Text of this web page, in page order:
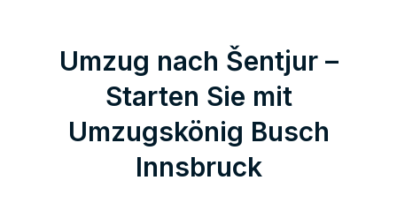
Umzug nach Šentjur –
Starten Sie mit
Umzugskönig Busch
Innsbruck